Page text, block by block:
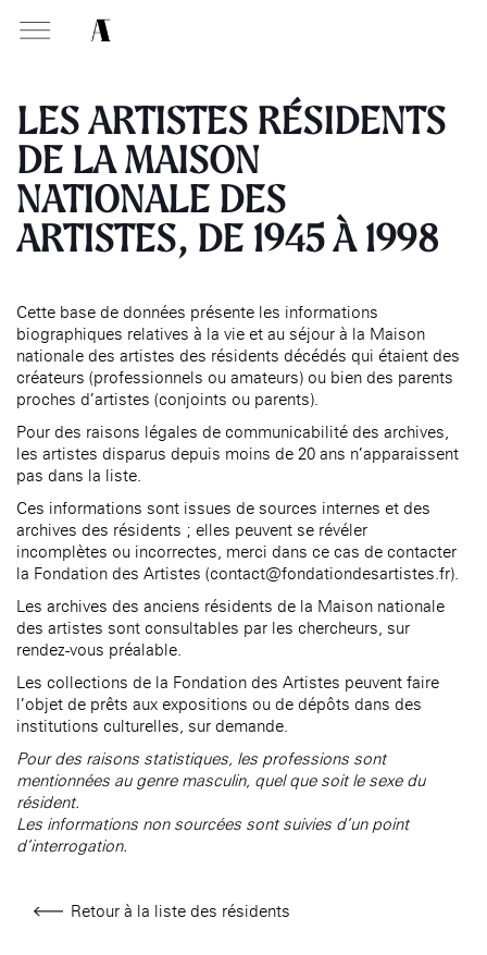
LES ARTISTES RÉSIDENTS
DE LA MAISON
NATIONALE DES
ARTISTES, DE 1945 À 1998
Cette base de données présente les informations
biographiques relatives à la vie et au séjour à la Maison
nationale des artistes des résidents décédés qui étaient des
créateurs (professionnels ou amateurs) ou bien des parents
proches d’artistes (conjoints ou parents).
Pour des raisons légales de communicabilité des archives,
les artistes disparus depuis moins de 20 ans n’apparaissent
pas dans la liste.
Ces informations sont issues de sources internes et des
archives des résidents ; elles peuvent se révéler
incomplètes ou incorrectes, merci dans ce cas de contacter
la Fondation des Artistes (contact@fondationdesartistes.fr).
Les archives des anciens résidents de la Maison nationale
des artistes sont consultables par les chercheurs, sur
rendez-vous préalable.
Les collections de la Fondation des Artistes peuvent faire
l’objet de prêts aux expositions ou de dépôts dans des
institutions culturelles, sur demande.
Pour des raisons statistiques, les professions sont
mentionnées au genre masculin, quel que soit le sexe du
résident.
Les informations non sourcées sont suivies d’un point
d’interrogation.
Retour à la liste des résidents
PRÉSENTATION
Présentation de la
Fondation des Artistes
Histoire de la Fondation
des Artistes
Patrimoine
MISSIONS
Soutenir les écoles d’art
Aider à la production
Attribuer des ateliers
Diffuser dans son centre
d’art, laMABA
Promouvoir la scène
française à l’international
Produire, dans la résidence
de Moly-Sabata
Accompagner le grand
des artistes(EHPAD)
VISITEZ
À NOGENT-SUR-MARNE
Publics
Accueil
des artistes, EHPAD
des
Infos
Accueil
Fondation
Bibliothèque
Smith-Lesouëf
Parc
À PARIS
Cabinet de curiosité et
Rotonde Balzac de l’Hôtel
Salomon de Rothschild
Jardin public de l’Hôtel
Salomon de Rothschild